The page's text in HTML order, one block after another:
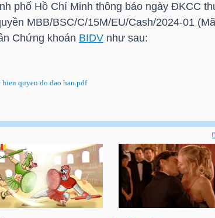
phố Hồ Chí Minh thông báo ngày ĐKCC
MBB/BSC/C/15M/EU/Cash/2024-01
Chứng khoán BIDVnhư sau:
quyen do dao han.pdf
thực hiện quyền do đáo hạn